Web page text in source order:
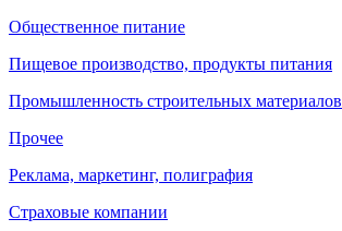
Общественное питание
Пищевое производство, продукты питания
Промышленность строительных материалов
Прочее
Реклама, маркетинг, полиграфия
Страховые компании